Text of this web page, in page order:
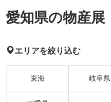
愛知県の物産展
エリアを絞り込む
東海 岐阜県